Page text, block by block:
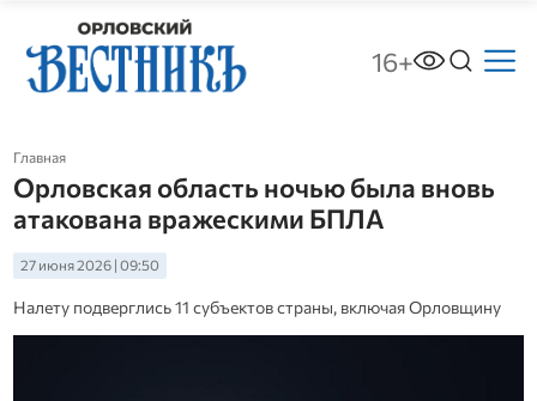
16+
Главная
Орловская область ночью была вновь
атакована вражескими БПЛА
27 июня 2026 | 09:50
Налету подверглись 11 субъектов страны, включая Орловщину